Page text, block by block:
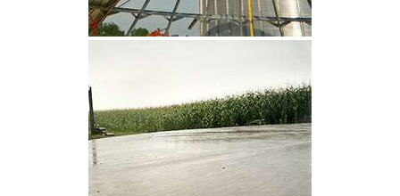
CLIQUEZ POUR AGRANDIR